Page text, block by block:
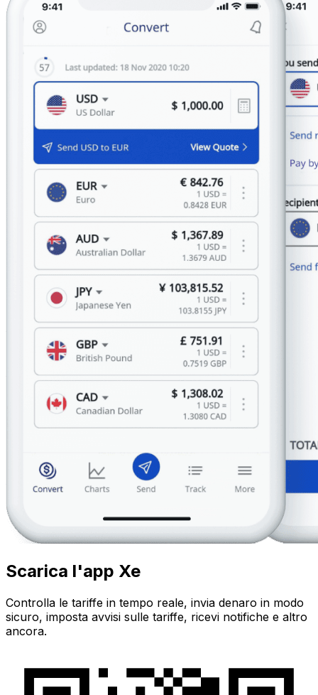
Scarica l'app Xe
Controlla le tariffe in tempo reale, invia denaro in modo
sicuro, imposta avvisi sulle tariffe, ricevi notifiche e altro
ancora.